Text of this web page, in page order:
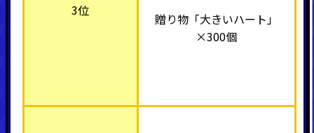
3位
贈り物「大きいハート」
×300個